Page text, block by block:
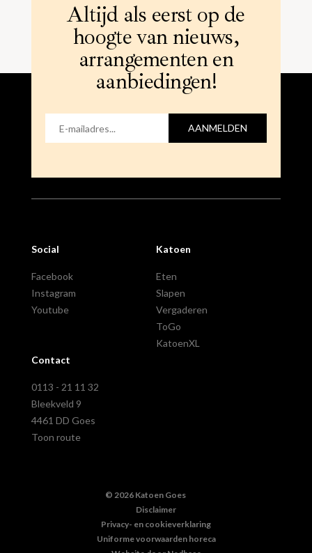
Altijd als eerst op de
hoogte van nieuws,
arrangementen en
aanbiedingen!
AANMELDEN
Social
Facebook
Instagram
Youtube
Katoen
Eten
Slapen
Vergaderen
ToGo
KatoenXL
Contact
0113 - 21 11 32
Bleekveld 9
4461 DD Goes
Toon route
© 2026 Katoen Goes
Disclaimer
Privacy- en cookieverklaring
Uniforme voorwaarden horeca